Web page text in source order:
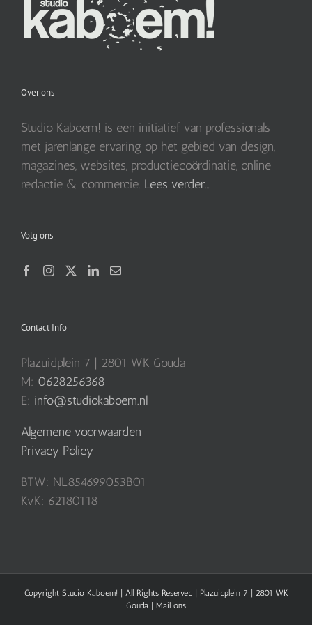
Studio Kaboem! is een initiatief van professionals
met jarenlange ervaring op het gebied van design,
magazines, websites, productiecoördinatie, online
Plazuidplein 7 | 2801 WK Gouda
M: 0628256368
Algemene voorwaarden
Privacy Policy
BTW: NL854699053B01
Copyright Studio Kaboem! | All Rights Reserved | Plazuidplein 7 | 2801 WK